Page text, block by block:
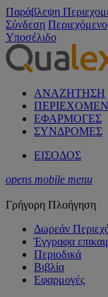
Παράβλεψη
Σύνδεση Περιεχόμενο
Υποσέλιδο
ΑΝΑΖΗΤΗΣΗ
ΕΦΑΡΜΟΓΕΣ
ΣΥΝΔΡΟΜΕΣ
ΕΙΣΟΔΟΣ
opens mobile menu
Γρήγορη Πλοήγηση
Δωρεάν
Έγγραφα
Περιοδικά
Βιβλία
Εφαρμογές